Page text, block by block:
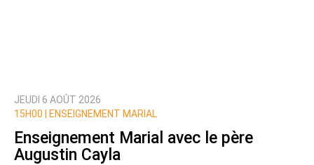
Prévenez-moi de tous les nouveaux commentaires
JEUDI 6 AOÛT 2026
15H00 |
ENSEIGNEMENT MARIAL
Enseignement Marial avec le père
Augustin Cayla